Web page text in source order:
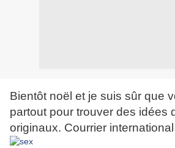
Bientôt noël et je suis sûr que
partout pour trouver des idées
originaux. Courrier